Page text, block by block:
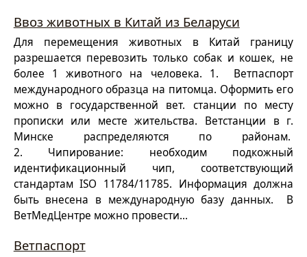
Ввоз животных в Китай из Беларуси
Для перемещения животных в Китай границу
разрешается перевозить только собак и кошек, не
более 1 животного на человека. 1. Ветпаспорт
международного образца на питомца. Оформить его
можно в государственной вет. станции по месту
прописки или месте жительства. Ветстанции в г.
Минске распределяются по районам.
2. Чипирование: необходим подкожный
идентификационный чип, соответствующий
стандартам ISO 11784/11785. Информация должна
быть внесена в международную базу данных. В
ВетМедЦентре можно провести...
Ветпаспорт